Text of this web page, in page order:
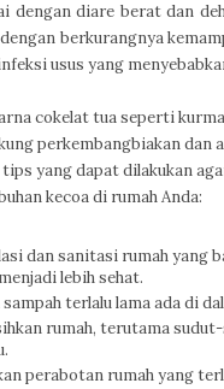
dengan diare berat dan
berkurangnya
usus yang
cokelat tua seperti
perkembangbiakan dan
yang dapat dilakukan
kecoa di rumah Anda:
dan sanitasi rumah yang
lebih sehat.
terlalu lama ada di
rumah, terutama
perabotan rumah yang